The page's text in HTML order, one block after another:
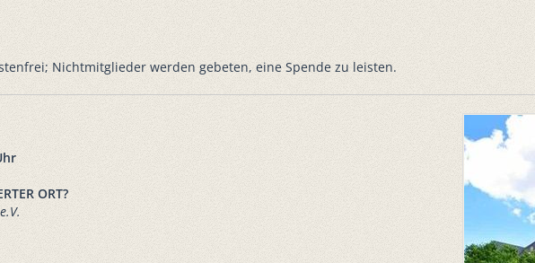
Nichtmitglieder werden gebeten, eine Spende zu leisten.
ORT?